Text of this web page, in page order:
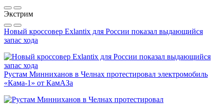
Экстрим
Новый кроссовер Exlantix для России показал выдающийся
запас хода
Рустам Минниханов в Челнах протестировал электромобиль
«Кама-1» от КамАЗа